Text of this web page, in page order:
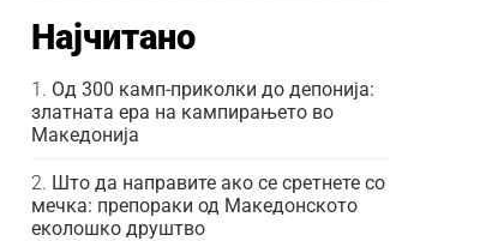
Најчитано
Од 300 камп-приколки до депонија:
златната ера на кампирањето во
Македонија
Што да направите ако се сретнете со
мечка: препораки од Македонското
еколошко друштво